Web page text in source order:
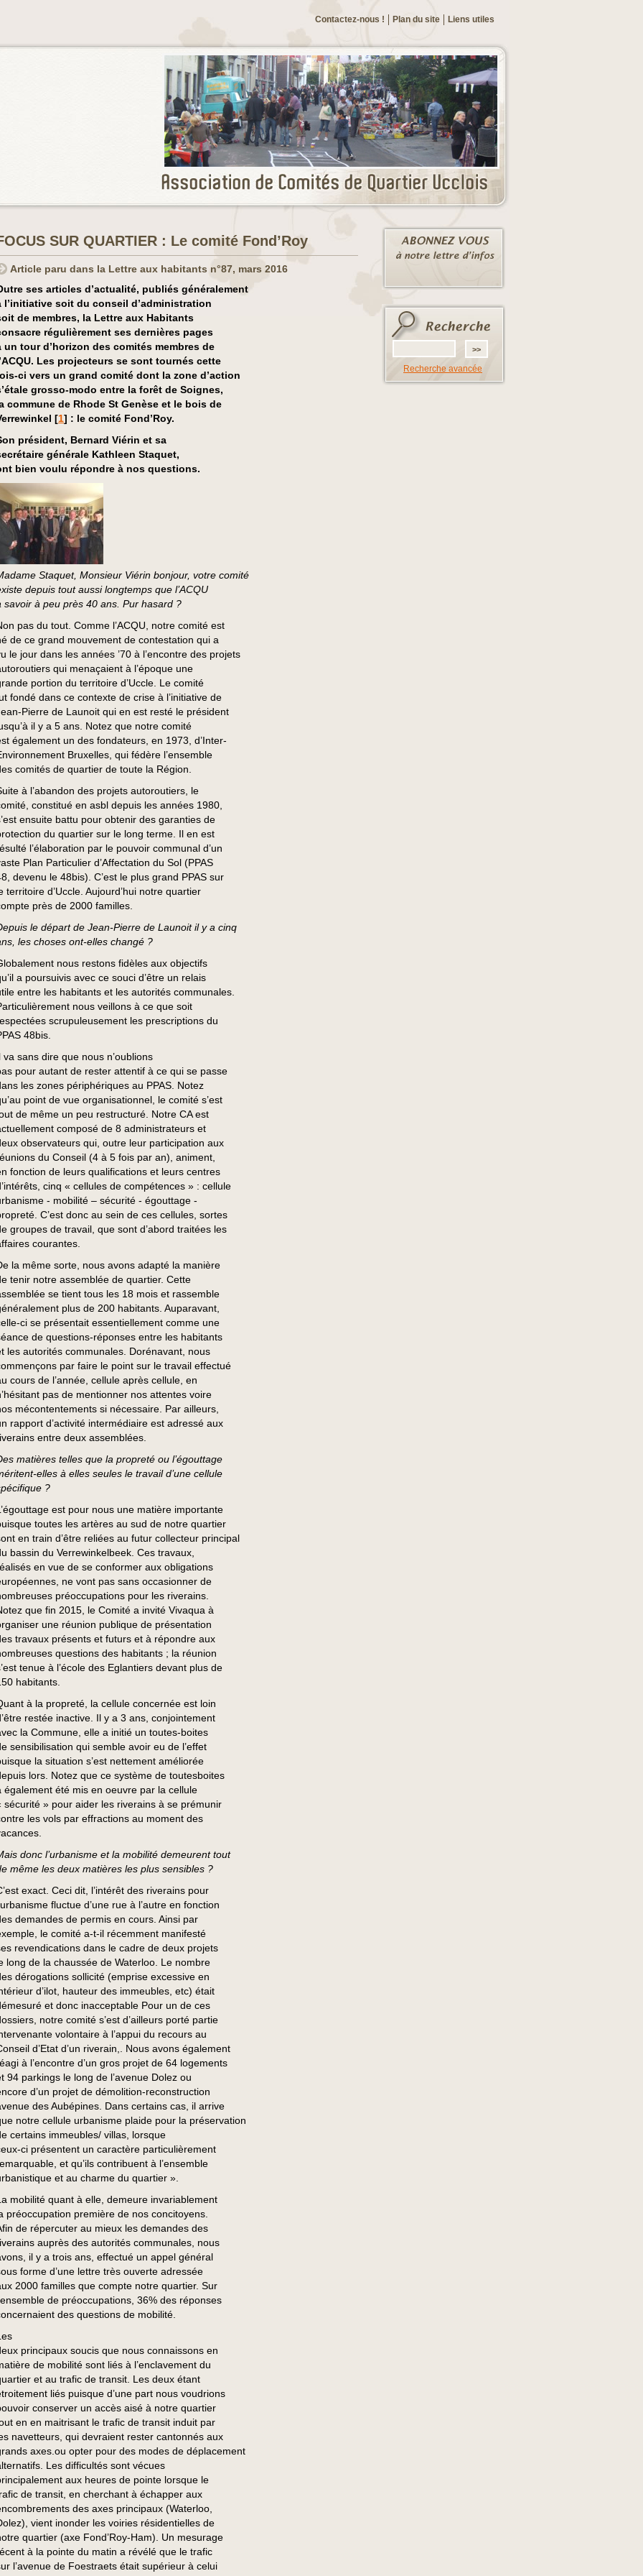
Liens utiles
Plan du site
Contactez-nous !
SUR QUARTIER : Le comité Fond’Roy
Article paru dans la Lettre aux habitants n°87, mars 2016
ses articles d’actualité, publiés généralement
l’initiative soit du conseil d’administration
de membres, la Lettre aux Habitants
régulièrement ses dernières pages
un tour d’horizon des comités membres de
Les projecteurs se sont tournés cette
ci vers un grand comité dont la zone d’action
grosso-modo entre la forêt de Soignes,
commune de Rhode St Genèse et le bois de
[1] : le comité Fond’Roy.
président, Bernard Viérin et sa
générale Kathleen Staquet,
bien voulu répondre à nos questions.
Staquet, Monsieur Viérin bonjour, votre comité
depuis tout aussi longtemps que l’ACQU
savoir à peu près 40 ans. Pur hasard ?
pas du tout. Comme l’ACQU, notre comité est
de ce grand mouvement de contestation qui a
le jour dans les années ’70 à l’encontre des projets
qui menaçaient à l’époque une
portion du territoire d’Uccle. Le comité
fondé dans ce contexte de crise à l’initiative de
Pierre de Launoit qui en est resté le président
il y a 5 ans. Notez que notre comité
également un des fondateurs, en 1973, d’Inter-
Bruxelles, qui fédère l’ensemble
comités de quartier de toute la Région.
à l’abandon des projets autoroutiers, le
constitué en asbl depuis les années 1980,
ensuite battu pour obtenir des garanties de
du quartier sur le long terme. Il en est
l’élaboration par le pouvoir communal d’un
Plan Particulier d’Affectation du Sol (PPAS
devenu le 48bis). C’est le plus grand PPAS sur
territoire d’Uccle. Aujourd’hui notre quartier
près de 2000 familles.
le départ de Jean-Pierre de Launoit il y a cinq
les choses ont-elles changé ?
nous restons fidèles aux objectifs
a poursuivis avec ce souci d’être un relais
entre les habitants et les autorités communales.
nous veillons à ce que soit
scrupuleusement les prescriptions du
48bis.
va sans dire que nous n’oublions
pour autant de rester attentif à ce qui se passe
les zones périphériques au PPAS. Notez
point de vue organisationnel, le comité s’est
de même un peu restructuré. Notre CA est
composé de 8 administrateurs et
observateurs qui, outre leur participation aux
du Conseil (4 à 5 fois par an), animent,
fonction de leurs qualifications et leurs centres
cinq « cellules de compétences » : cellule
- mobilité – sécurité - égouttage -
C’est donc au sein de ces cellules, sortes
groupes de travail, que sont d’abord traitées les
courantes.
la même sorte, nous avons adapté la manière
tenir notre assemblée de quartier. Cette
se tient tous les 18 mois et rassemble
plus de 200 habitants. Auparavant,
ci se présentait essentiellement comme une
de questions-réponses entre les habitants
les autorités communales. Dorénavant, nous
par faire le point sur le travail effectué
cours de l’année, cellule après cellule, en
pas de mentionner nos attentes voire
mécontentements si nécessaire. Par ailleurs,
rapport d’activité intermédiaire est adressé aux
entre deux assemblées.
matières telles que la propreté ou l’égouttage
elles à elles seules le travail d’une cellule
?
est pour nous une matière importante
toutes les artères au sud de notre quartier
en train d’être reliées au futur collecteur principal
bassin du Verrewinkelbeek. Ces travaux,
en vue de se conformer aux obligations
ne vont pas sans occasionner de
préoccupations pour les riverains.
que fin 2015, le Comité a invité Vivaqua à
une réunion publique de présentation
travaux présents et futurs et à répondre aux
questions des habitants ; la réunion
tenue à l’école des Eglantiers devant plus de
habitants.
à la propreté, la cellule concernée est loin
restée inactive. Il y a 3 ans, conjointement
la Commune, elle a initié un toutes-boites
sensibilisation qui semble avoir eu de l’effet
la situation s’est nettement améliorée
lors. Notez que ce système de toutesboites
également été mis en oeuvre par la cellule
sécurité » pour aider les riverains à se prémunir
les vols par effractions au moment des
donc l’urbanisme et la mobilité demeurent tout
même les deux matières les plus sensibles ?
exact. Ceci dit, l’intérêt des riverains pour
fluctue d’une rue à l’autre en fonction
demandes de permis en cours. Ainsi par
le comité a-t-il récemment manifesté
revendications dans le cadre de deux projets
long de la chaussée de Waterloo. Le nombre
dérogations sollicité (emprise excessive en
d’ilot, hauteur des immeubles, etc) était
et donc inacceptable Pour un de ces
notre comité s’est d’ailleurs porté partie
volontaire à l’appui du recours au
d’Etat d’un riverain,. Nous avons également
à l’encontre d’un gros projet de 64 logements
94 parkings le long de l’avenue Dolez ou
d’un projet de démolition-reconstruction
des Aubépines. Dans certains cas, il arrive
notre cellule urbanisme plaide pour la préservation
certains immeubles/ villas, lorsque
ci présentent un caractère particulièrement
et qu’ils contribuent à l’ensemble
et au charme du quartier ».
mobilité quant à elle, demeure invariablement
préoccupation première de nos concitoyens.
de répercuter au mieux les demandes des
auprès des autorités communales, nous
il y a trois ans, effectué un appel général
forme d’une lettre très ouverte adressée
2000 familles que compte notre quartier. Sur
de préoccupations, 36% des réponses
des questions de mobilité.
principaux soucis que nous connaissons en
de mobilité sont liés à l’enclavement du
et au trafic de transit. Les deux étant
liés puisque d’une part nous voudrions
conserver un accès aisé à notre quartier
en en maitrisant le trafic de transit induit par
navetteurs, qui devraient rester cantonnés aux
axes.ou opter pour des modes de déplacement
Les difficultés sont vécues
aux heures de pointe lorsque le
de transit, en cherchant à échapper aux
des axes principaux (Waterloo,
vient inonder les voiries résidentielles de
quartier (axe Fond’Roy-Ham). Un mesurage
à la pointe du matin a révélé que le trafic
l’avenue de Foestraets était supérieur à celui
Recherche avancée